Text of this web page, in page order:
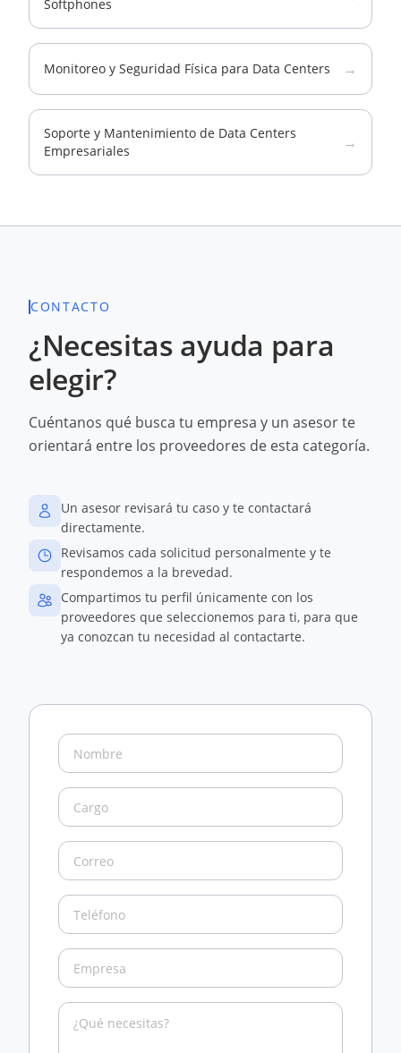
Softphones
Monitoreo y Seguridad Física para Data Centers →
Soporte y Mantenimiento de Data Centers
Empresariales
→
CONTACTO
¿Necesitas ayuda para
elegir?
Cuéntanos qué busca tu empresa y un asesor te
orientará entre los proveedores de esta categoría.
Un asesor revisará tu caso y te contactará
directamente.
Revisamos cada solicitud personalmente y te
respondemos a la brevedad.
Compartimos tu perfil únicamente con los
proveedores que seleccionemos para ti, para que
ya conozcan tu necesidad al contactarte.